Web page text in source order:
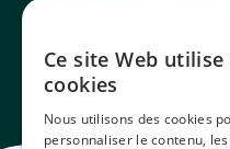
Ce site Web utilise
cookies
Nous utilisons des cookies
personnaliser le contenu,